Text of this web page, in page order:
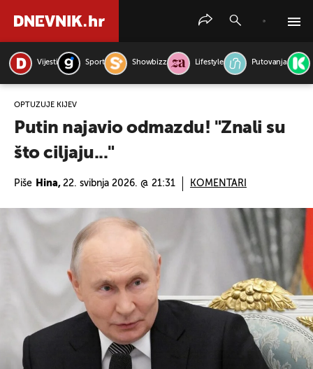
Vijesti Sport Showbizz Lifestyle Putovanja
OPTUŽUJE KIJEV
Putin najavio odmazdu! "Znali su
što ciljaju..."
Piše Hina, 22. svibnja 2026. @ 21:31 KOMENTARI
PRETRAŽITE VIJESTI